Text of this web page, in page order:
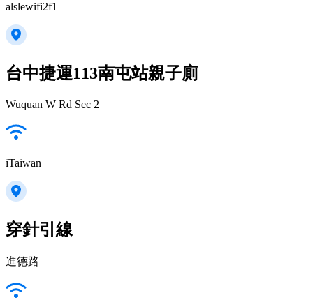
alslewifi2f1
台中捷運113南屯站親子廁
Wuquan W Rd Sec 2
iTaiwan
穿針引線
進德路